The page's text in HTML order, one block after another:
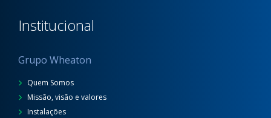
Institucional
Grupo Wheaton
Quem Somos
Missão, visão e valores
Instalações